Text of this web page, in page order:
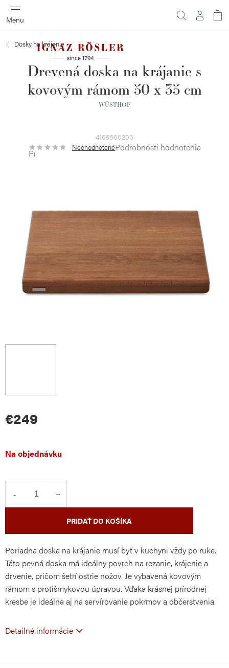
Prejsť
na
obsah
Dosky na krájanie
Drevená doska na krájanie s
kovovým rámom 50 x 35 cm
WÜSTHOF
4159800203
Priemerné
hodnotenie
NeohodnotenéPodrobnosti hodnotenia
€249
Jednotková
cena:
Na objednávku
PRIDAŤ DO KOŠÍKA
Poriadna doska na krájanie musí byť v kuchyni vždy po ruke.
Táto pevná doska má ideálny povrch na rezanie, krájenie a
drvenie, pričom šetrí ostrie nožov. Je vybavená kovovým
rámom s protišmykovou úpravou. Vďaka krásnej prírodnej
kresbe je ideálna aj na servírovanie pokrmov a občerstvenia.
Detailné informácie